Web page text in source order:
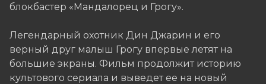
блокбастер «Мандалорец и Грогу».
Легендарный охотник Дин Джарин и его
верный друг малыш Грогу впервые летят на
большие экраны. Фильм продолжит историю
культового сериала и выведет ее на новый